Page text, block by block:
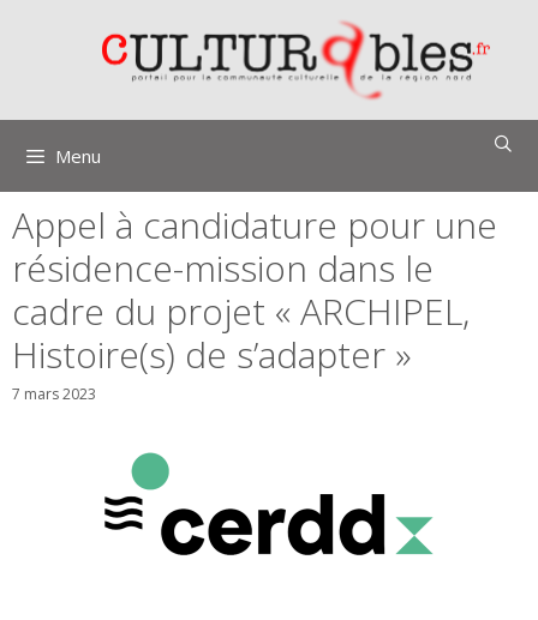
Menu
Appel à candidature pour une
résidence-mission dans le
cadre du projet « ARCHIPEL,
Histoire(s) de s’adapter »
7 mars 2023